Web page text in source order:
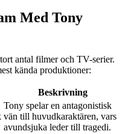
Med Tony
antal filmer och TV-serier.
kända produktioner:
Beskrivning
Tony spelar en antagonistisk
vän till huvudkaraktären, vars
avundsjuka leder till tragedi.